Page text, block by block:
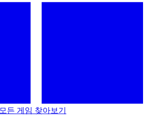
모든 게임 찾아보기